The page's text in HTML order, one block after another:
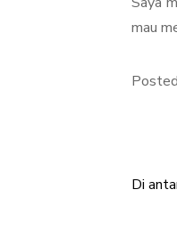
mau
Di